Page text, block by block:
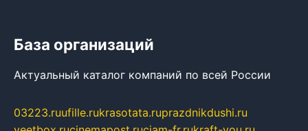
База организаций
Актуальный каталог компаний по всей России
03223.ruufille.rukrasotata.ruprazdnikdushi.ru